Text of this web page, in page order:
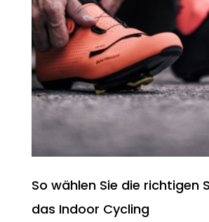
So wählen Sie die richtigen
das Indoor Cycling